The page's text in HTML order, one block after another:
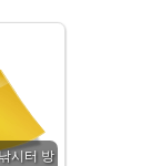
시터 방